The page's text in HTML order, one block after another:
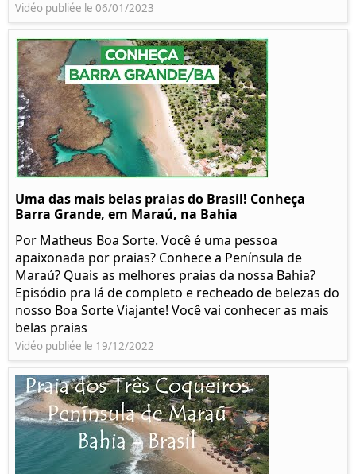
Vidéo publiée le 06/01/2023
Uma das mais belas praias do Brasil! Conheça
Barra Grande, em Maraú, na Bahia
Por Matheus Boa Sorte. Você é uma pessoa
apaixonada por praias? Conhece a Península de
Maraú? Quais as melhores praias da nossa Bahia?
Episódio pra lá de completo e recheado de belezas do
nosso Boa Sorte Viajante! Você vai conhecer as mais
belas praias
Vidéo publiée le 19/12/2022